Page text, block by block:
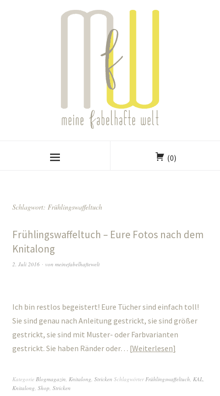
(0)
Schlagwort: Frühlingswaffeltuch
Frühlingswaffeltuch – Eure Fotos nach dem
Knitalong
2. Juli 2016 von meinefabelhaftewelt
Ich bin restlos begeistert! Eure Tücher sind einfach toll!
Sie sind genau nach Anleitung gestrickt, sie sind größer
gestrickt, sie sind mit Muster- oder Farbvarianten
gestrickt. Sie haben Ränder oder… Weiterlesen
Kategorie Blogmagazin, Knitalong, Stricken SchlagwörterFrühlingswaffeltuch, KAL,
Knitalong, Shop, Stricken